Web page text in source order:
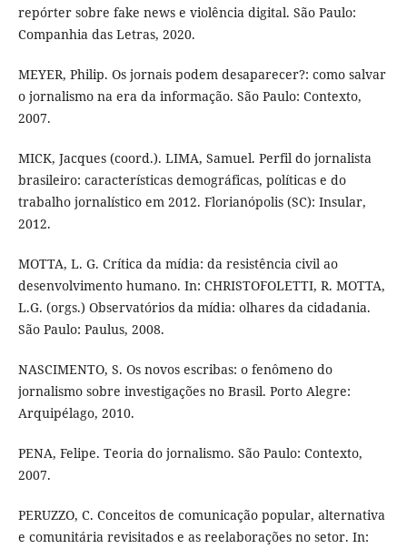
repórter sobre fake news e violência digital. São Paulo:
Companhia das Letras, 2020.
MEYER, Philip. Os jornais podem desaparecer?: como salvar
o jornalismo na era da informação. São Paulo: Contexto,
2007.
MICK, Jacques (coord.). LIMA, Samuel. Perfil do jornalista
brasileiro: características demográficas, políticas e do
trabalho jornalístico em 2012. Florianópolis (SC): Insular,
2012.
MOTTA, L. G. Crítica da mídia: da resistência civil ao
desenvolvimento humano. In: CHRISTOFOLETTI, R. MOTTA,
L.G. (orgs.) Observatórios da mídia: olhares da cidadania.
São Paulo: Paulus, 2008.
NASCIMENTO, S. Os novos escribas: o fenômeno do
jornalismo sobre investigações no Brasil. Porto Alegre:
Arquipélago, 2010.
PENA, Felipe. Teoria do jornalismo. São Paulo: Contexto,
2007.
PERUZZO, C. Conceitos de comunicação popular, alternativa
e comunitária revisitados e as reelaborações no setor. In: